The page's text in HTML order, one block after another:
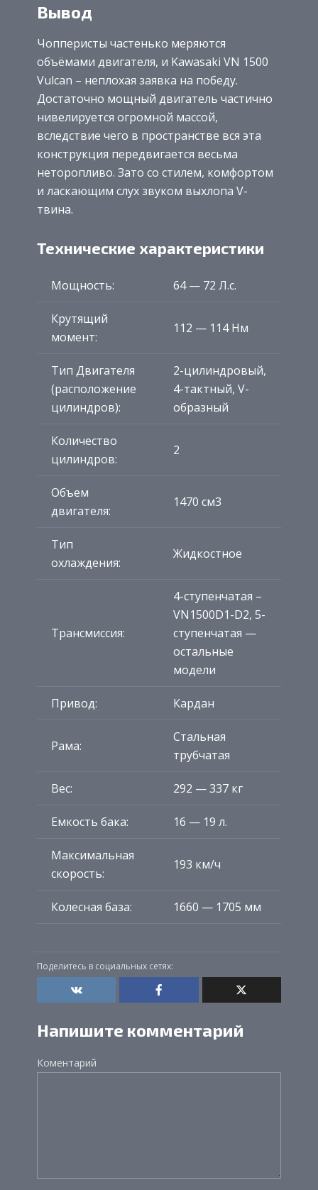
Вывод
Чопперисты частенько меряются
объёмами двигателя, и Kawasaki VN 1500
Vulcan – неплохая заявка на победу.
Достаточно мощный двигатель частично
нивелируется огромной массой,
вследствие чего в пространстве вся эта
конструкция передвигается весьма
неторопливо. Зато со стилем, комфортом
и ласкающим слух звуком выхлопа V-
твина.
Технические характеристики
Мощность: 64 — 72 Л.с.
Крутящий
момент:
112 — 114 Нм
Тип Двигателя
(расположение
цилиндров):
2-цилиндровый,
4-тактный, V-
образный
Количество
цилиндров:
2
Объем
двигателя:
1470 см3
Тип
охлаждения:
Жидкостное
Трансмиссия:
4-ступенчатая –
VN1500D1-D2, 5-
ступенчатая —
остальные
модели
Привод: Кардан
Рама:
Стальная
трубчатая
Вес: 292 — 337 кг
Емкость бака: 16 — 19 л.
Максимальная
скорость:
193 км/ч
Колесная база: 1660 — 1705 мм
Поделитесь в социальных сетях:
Напишите комментарий
Коментарий